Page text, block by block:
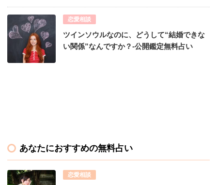
恋愛相談
ツインソウルなのに、どうして“結婚できな
い関係”なんですか？-公開鑑定無料占い
あなたにおすすめの無料占い
恋愛相談